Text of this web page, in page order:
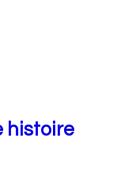
histoire